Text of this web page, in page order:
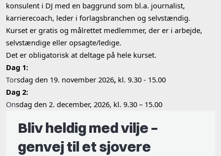
konsulent i DJ med en baggrund som bl.a. journalist,
karrierecoach, leder i forlagsbranchen og selvstændig.
Kurset er gratis og målrettet medlemmer, der er i arbejde,
selvstændige eller opsagte/ledige.
Det er obligatorisk at deltage på hele kurset.
Dag 1:
Torsdag den 19. november 2026, kl. 9.30 - 15.00
Dag 2:
Onsdag den 2. december, 2026, kl. 9.30 – 15.00
Bliv heldig med vilje –
genvej til et sjovere